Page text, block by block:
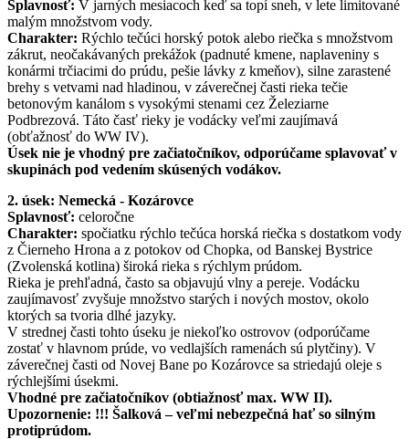
Splavnosť: V jarných mesiacoch keď sa topí sneh, v lete limitované
malým množstvom vody.
Charakter: Rýchlo tečúci horský potok alebo riečka s množstvom
zákrut, neočakávaných prekážok (padnuté kmene, naplaveniny s
konármi trčiacimi do prúdu, pešie lávky z kmeňov), silne zarastené
brehy s vetvami nad hladinou, v záverečnej časti rieka tečie
betonovým kanálom s vysokými stenami cez Železiarne
Podbrezová. Táto časť rieky je vodácky veľmi zaujímavá
(obťažnosť do WW IV).
Úsek nie je vhodný pre začiatočníkov, odporúčame splavovať v
skupinách pod vedením skúsených vodákov.
2. úsek: Nemecká - Kozárovce
Splavnosť: celoročne
Charakter: spočiatku rýchlo tečúca horská riečka s dostatkom vody
z Čierneho Hrona a z potokov od Chopka, od Banskej Bystrice
(Zvolenská kotlina) široká rieka s rýchlym prúdom.
Rieka je prehľadná, často sa objavujú vlny a pereje. Vodácku
zaujímavosť zvyšuje množstvo starých i nových mostov, okolo
ktorých sa tvoria dlhé jazyky.
V strednej časti tohto úseku je niekoľko ostrovov (odporúčame
zostať v hlavnom prúde, vo vedlajších ramenách sú plytčiny). V
záverečnej časti od Novej Bane po Kozárovce sa striedajú oleje s
rýchlejšími úsekmi.
Vhodné pre začiatočníkov (obtiažnosť max. WW II).
Upozornenie: !!! Šalková – veľmi nebezpečná hať so silným
protiprúdom.